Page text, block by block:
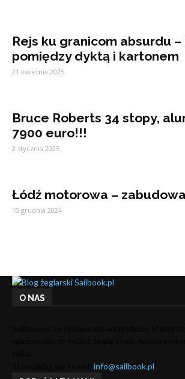
Rejs ku granicom absurdu
pomiędzy dyktą i kartonem
21 kwietnia 2025
Bruce Roberts 34 stopy,
7900 euro!!!
2 stycznia 2025
Łódź motorowa –
10 grudnia 2024
O NAS
info@sailbook.pl